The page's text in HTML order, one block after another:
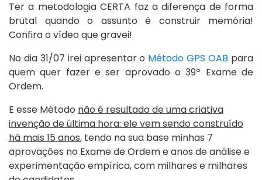
Ter a metodologia CERTA faz a diferença de forma
brutal quando o assunto é construir memória!
Confira o vídeo que gravei!
No dia 31/07 irei apresentar o Método GPS OAB para
quem quer fazer e ser aprovado o 39º Exame de
Ordem.
E esse Método não é resultado de uma criativa
invenção de última hora: ele vem sendo construído
há mais 15 anos, tendo na sua base minhas 7
aprovações no Exame de Ordem e anos de análise e
experimentação empírica, com milhares e milhares